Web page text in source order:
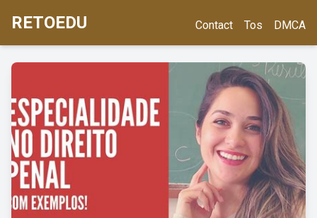
RETOEDU Contact Tos DMCA